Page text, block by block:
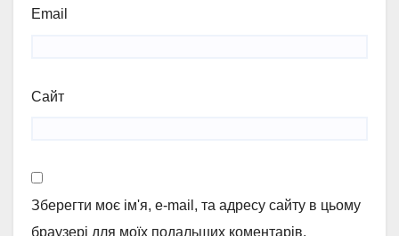
Email
Сайт
Зберегти моє ім'я, e-mail, та адресу сайту в цьому
браузері для моїх подальших коментарів.